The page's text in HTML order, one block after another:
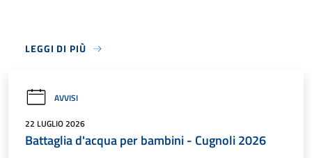
LEGGI DI PIÙ
AVVISI
22 LUGLIO 2026
Battaglia d'acqua per bambini - Cugnoli 2026